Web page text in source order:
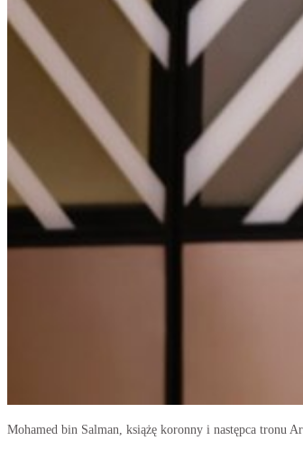
Mohamed bin Salman, książę koronny i następca tronu